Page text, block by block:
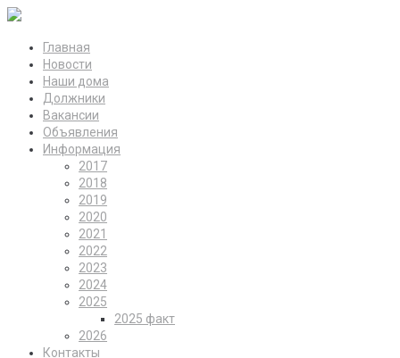
Главная
Новости
Наши дома
Должники
Вакансии
Объявления
Информация
2017
2018
2019
2020
2021
2022
2023
2024
2025
2025 факт
2026
Контакты